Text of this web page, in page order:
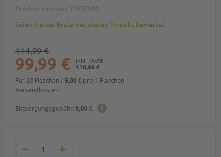
Produktnummer P2G8181
Seien Sie der Erste, der dieses Produkt bewertet
Versandkosten
Entsorgungsgebühr: 0,00 €
118,99 €
99,99 €
114,99 €
Für 20 Flaschen / 5,00 € pro 1 Flaschen